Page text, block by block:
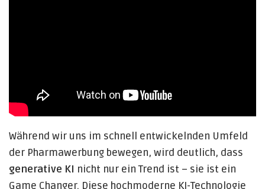
Während wir uns im schnell entwickelnden Umfeld
der Pharmawerbung bewegen, wird deutlich, dass
generative KI nicht nur ein Trend ist – sie ist ein
Game Changer. Diese hochmoderne KI-Technologie